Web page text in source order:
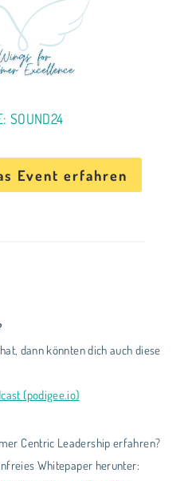
SOUND24
Event erfahren
dann könnten dich auch diese
(podigee.io)
Centric Leadership erfahren?
Whitepaper herunter: